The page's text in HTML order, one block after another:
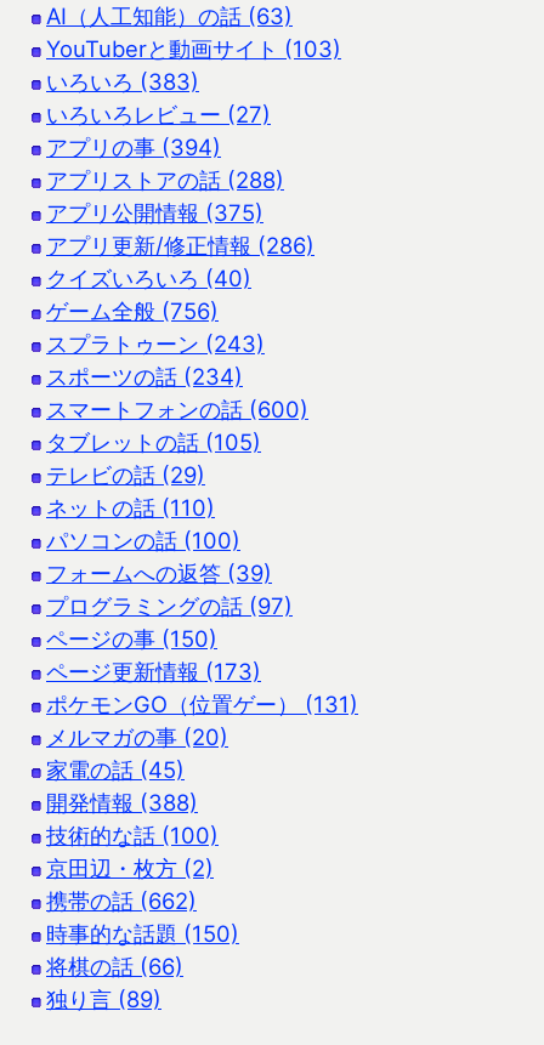
AI（人工知能）の話 (63)
YouTuberと動画サイト (103)
いろいろ (383)
いろいろレビュー (27)
アプリの事 (394)
アプリストアの話 (288)
アプリ公開情報 (375)
アプリ更新/修正情報 (286)
クイズいろいろ (40)
ゲーム全般 (756)
スプラトゥーン (243)
スポーツの話 (234)
スマートフォンの話 (600)
タブレットの話 (105)
テレビの話 (29)
ネットの話 (110)
パソコンの話 (100)
フォームへの返答 (39)
プログラミングの話 (97)
ページの事 (150)
ページ更新情報 (173)
ポケモンGO（位置ゲー） (131)
メルマガの事 (20)
家電の話 (45)
開発情報 (388)
技術的な話 (100)
京田辺・枚方 (2)
携帯の話 (662)
時事的な話題 (150)
将棋の話 (66)
独り言 (89)